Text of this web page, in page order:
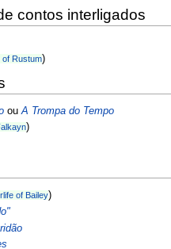
contos interligados
of Rustum)
ouA Trompa do Tempo
)
of Bailey)